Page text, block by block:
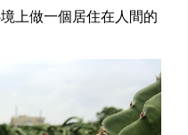
上做一個居住在人間的